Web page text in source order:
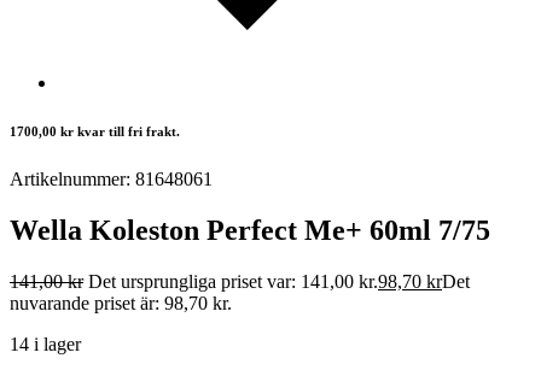
1700,00 kr kvar till fri frakt.
Artikelnummer: 81648061
Wella Koleston Perfect Me+ 60ml 7/75
141,00kr Det ursprungliga priset var: 141,00 kr.98,70 krDet
nuvarande priset är: 98,70 kr.
14 i lager